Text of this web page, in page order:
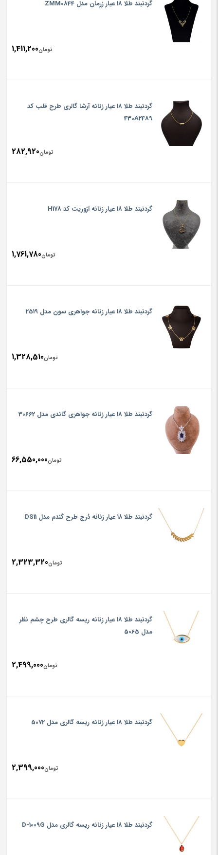
گردنبند طلا 18 عیار زرمان مدل ZMM0844
تومان1,411,200
گردنبند طلا 18 عیار زنانه آرشا گالری طرح قلب کد
430A2489
تومان282,920
گردنبند طلا 18 عیار زنانه آزوریت کد H178
تومان1,761,780
گردنبند طلا 18 عیار زنانه جواهری سون مدل 2519
تومان1,328,510
گردنبند طلا 18 عیار زنانه جواهری گاندی مدل 30662
تومان66,550,000
گردنبند طلا ۱۸ عیار زنانه دُرج طرح گندم مدل DS11
تومان2,323,320
گردنبند طلا 18 عیار زنانه ریسه گالری طرح چشم نظر
مدل 5065
تومان2,499,000
گردنبند طلا 18 عیار زنانه ریسه گالری مدل 5072
تومان2,399,000
گردنبند طلا 18 عیار زنانه ریسه گالری مدل D-1009G